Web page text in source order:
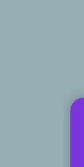
starannie